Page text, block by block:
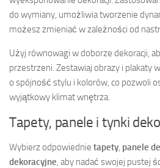
do wymiany, umożliwia tworzenie
możesz zmieniać w zależności od
Użyj równowagi w doborze dekoracji,
przestrzeni. Zestawiaj obrazy i plakaty
o spójność stylu i kolorów, co pozwoli
wyjątkowy klimat wnętrza.
Tapety, panele i tynki
Wybierz odpowiednie tapety panele
dekoracyjne , aby nadać swojej pustej